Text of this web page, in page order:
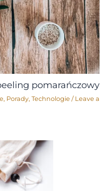
pomarańczowy
, Porady, Technologie / Leave a